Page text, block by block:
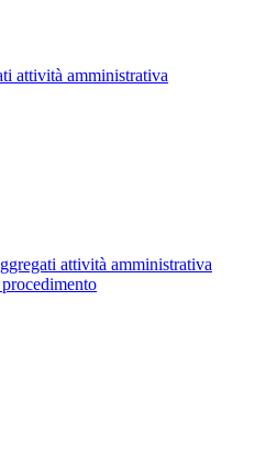
attività amministrativa
attività amministrativa